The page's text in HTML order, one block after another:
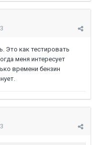
Это как тестировать
меня интересует
времени бензин